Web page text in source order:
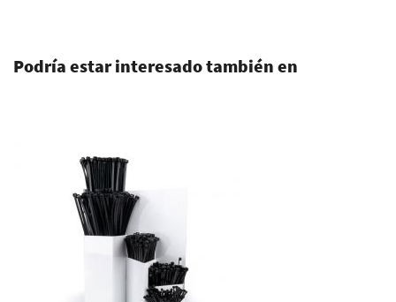
Podría estar interesado también en